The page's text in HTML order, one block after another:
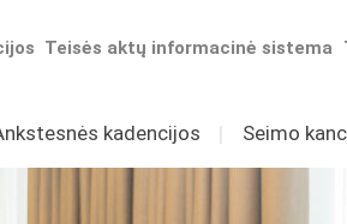
Teisės aktų informacinė sistema
kadencijos I Seimo